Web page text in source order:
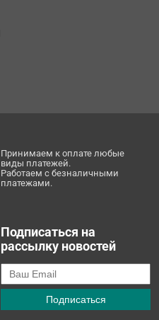
Принимаем к оплате любые
виды платежей.
Работаем с безналичными
платежами.
Подписаться на
рассылку новостей